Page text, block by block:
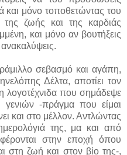
και μόνο τοποθετώντας του
της ζωής και της καρδιάς
και μόνο αν βουτήξεις
σεβασμό και αγάπη,
Δέλτα, αποτίει τον
λογοτέχνιδα που σημάδεψε
γενιών -πράγμα που είμαι
και στο μέλλον. Αντλώντας
της, μα και από
στην εποχή όπου
στη ζωή και στον βίο της-,